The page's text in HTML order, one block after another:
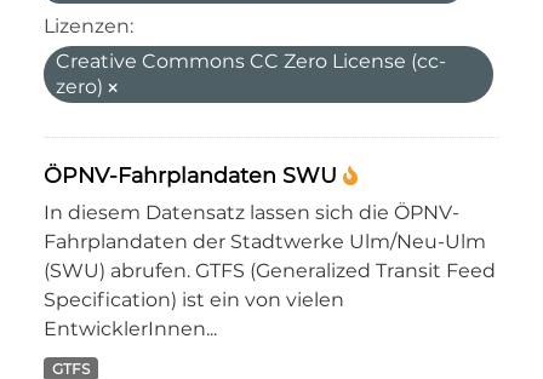
Lizenzen:
Creative Commons CC Zero License (cc-
zero)
ÖPNV-Fahrplandaten SWU
In diesem Datensatz lassen sich die ÖPNV-
Fahrplandaten der Stadtwerke Ulm/Neu-Ulm
(SWU) abrufen. GTFS (Generalized Transit Feed
Specification) ist ein von vielen
EntwicklerInnen...
GTFS